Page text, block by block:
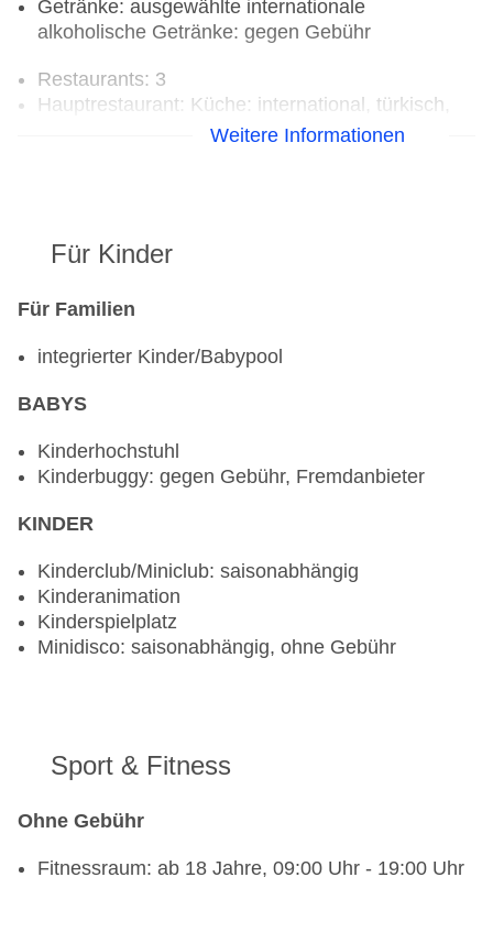
Getränke: ausgewählte internationale
alkoholische Getränke: gegen Gebühr
Restaurants: 3
Hauptrestaurant: Küche: international, türkisch,
Buffet, Kinderhochstuhl, angemessene Kleidung
asiatisch, international, mexikanisch, türkisch,
Poolbar Outdoor: gegen Gebühr
Weitere Informationen
Für Kinder
Für Familien
integrierter Kinder/Babypool
BABYS
Kinderhochstuhl
Kinderbuggy: gegen Gebühr, Fremdanbieter
KINDER
Kinderclub/Miniclub: saisonabhängig
Kinderanimation
Kinderspielplatz
Minidisco: saisonabhängig, ohne Gebühr
Sport & Fitness
Ohne Gebühr
Fitnessraum: ab 18 Jahre, 09:00 Uhr - 19:00 Uhr